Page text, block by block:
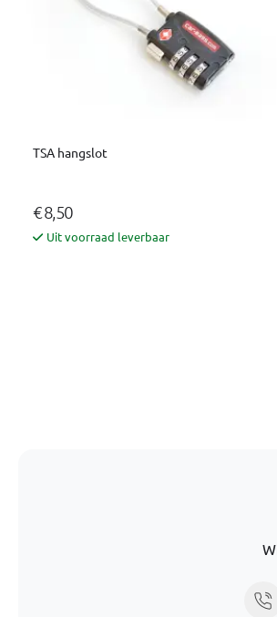
TSA hangslot
€ 8,50
Uit voorraad leverbaar